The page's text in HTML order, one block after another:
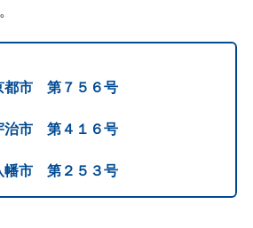
都市 第７５６号
治市 第４１６号
幡市 第２５３号